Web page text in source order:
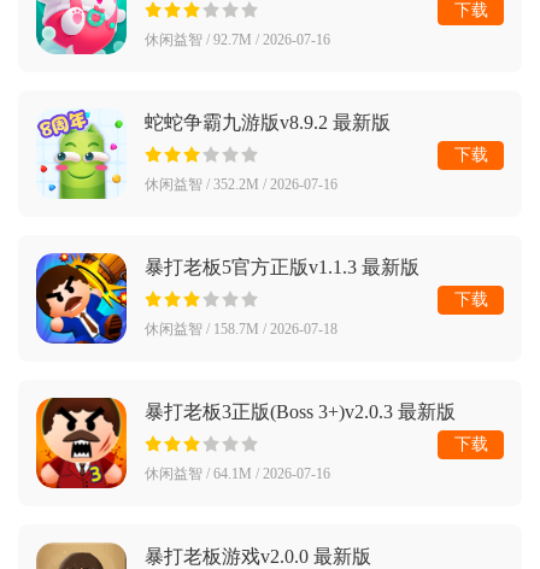
休闲益智 / 92.7M / 2026-07-16
下载
蛇蛇争霸九游版v8.9.2 最新版
休闲益智 / 352.2M / 2026-07-16
下载
暴打老板5官方正版v1.1.3 最新版
休闲益智 / 158.7M / 2026-07-18
下载
暴打老板3正版(Boss 3+)v2.0.3 最新版
休闲益智 / 64.1M / 2026-07-16
下载
暴打老板游戏v2.0.0 最新版